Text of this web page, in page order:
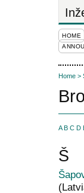
HOME
Home >
A B C D
Š